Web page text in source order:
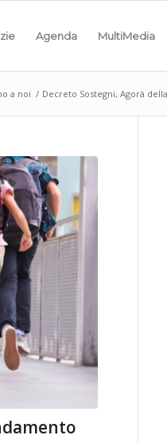
Agenda MultiMedia
a noi / Decreto Sostegni, Agorà